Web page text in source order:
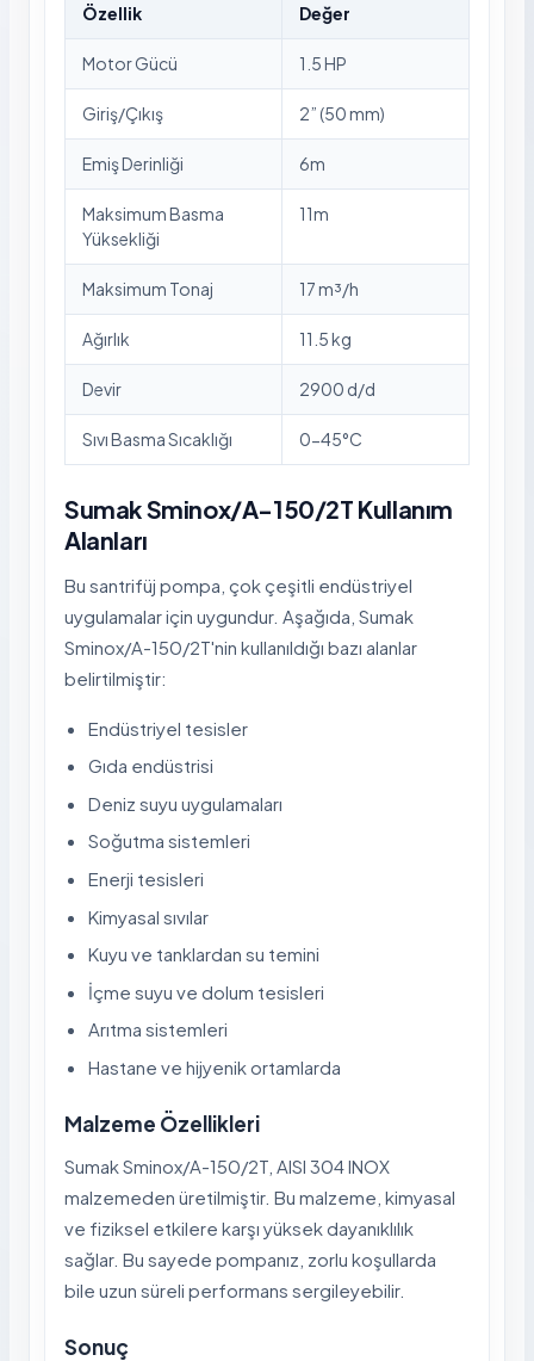
Özellik Değer
Motor Gücü 1.5 HP
Giriş/Çıkış 2” (50 mm)
Emiş Derinliği 6m
Maksimum Basma
Yüksekliği
11m
Maksimum Tonaj 17 m³/h
Ağırlık 11.5 kg
Devir 2900 d/d
Sıvı Basma Sıcaklığı 0-45°C
Sumak Sminox/A-150/2T Kullanım
Alanları
Bu santrifüj pompa, çok çeşitli endüstriyel
uygulamalar için uygundur. Aşağıda, Sumak
Sminox/A-150/2T'nin kullanıldığı bazı alanlar
belirtilmiştir:
Endüstriyel tesisler
Gıda endüstrisi
Deniz suyu uygulamaları
Soğutma sistemleri
Enerji tesisleri
Kimyasal sıvılar
Kuyu ve tanklardan su temini
İçme suyu ve dolum tesisleri
Arıtma sistemleri
Hastane ve hijyenik ortamlarda
Malzeme Özellikleri
Sumak Sminox/A-150/2T, AISI 304 INOX
malzemeden üretilmiştir. Bu malzeme, kimyasal
ve fiziksel etkilere karşı yüksek dayanıklılık
sağlar. Bu sayede pompanız, zorlu koşullarda
bile uzun süreli performans sergileyebilir.
Sonuç